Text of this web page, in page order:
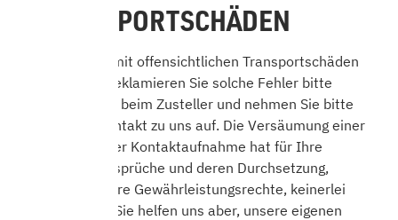
9. TRANSPORTSCHÄDEN
Werden Waren mit offensichtlichen Transportschäden
angeliefert, so reklamieren Sie solche Fehler bitte
möglichst sofort beim Zusteller und nehmen Sie bitte
unverzüglich Kontakt zu uns auf. Die Versäumung einer
Reklamation oder Kontaktaufnahme hat für Ihre
gesetzlichen Ansprüche und deren Durchsetzung,
insbesondere Ihre Gewährleistungsrechte, keinerlei
Konsequenzen. Sie helfen uns aber, unsere eigenen